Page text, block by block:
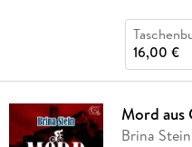
16,00 €
Mord aus
Brina Stein